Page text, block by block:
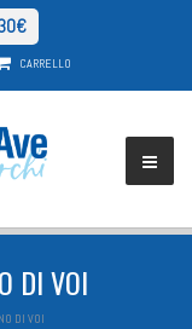
CARRELLO
DI VOI
DI VOI